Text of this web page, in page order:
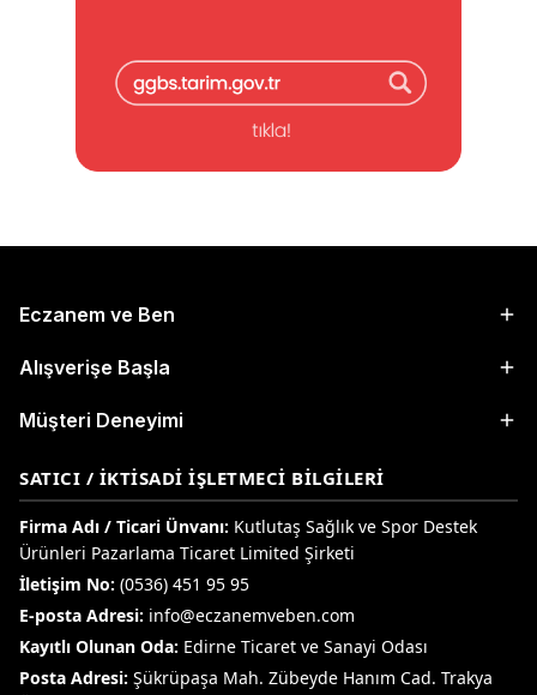
Eczanem ve Ben
Alışverişe Başla
Müşteri Deneyimi
SATICI / İKTISADI İŞLETMECI BILGILERI
Firma Adı / Ticari Ünvanı: Kutlutaş Sağlık ve Spor Destek
Ürünleri Pazarlama Ticaret Limited Şirketi
İletişim No: (0536) 451 95 95
E-posta Adresi: info@eczanemveben.com
Kayıtlı Olunan Oda: Edirne Ticaret ve Sanayi Odası
Posta Adresi: Şükrüpaşa Mah. Zübeyde Hanım Cad. Trakya